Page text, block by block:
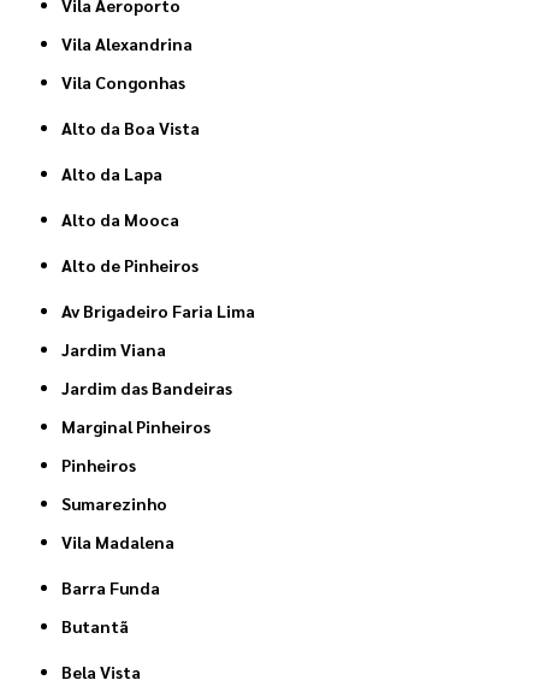
Vila Aeroporto
Vila Alexandrina
Vila Congonhas
Alto da Boa Vista
Alto da Lapa
Alto da Mooca
Alto de Pinheiros
Av Brigadeiro Faria Lima
Jardim Viana
Jardim das Bandeiras
Marginal Pinheiros
Pinheiros
Sumarezinho
Vila Madalena
Barra Funda
Butantã
Bela Vista